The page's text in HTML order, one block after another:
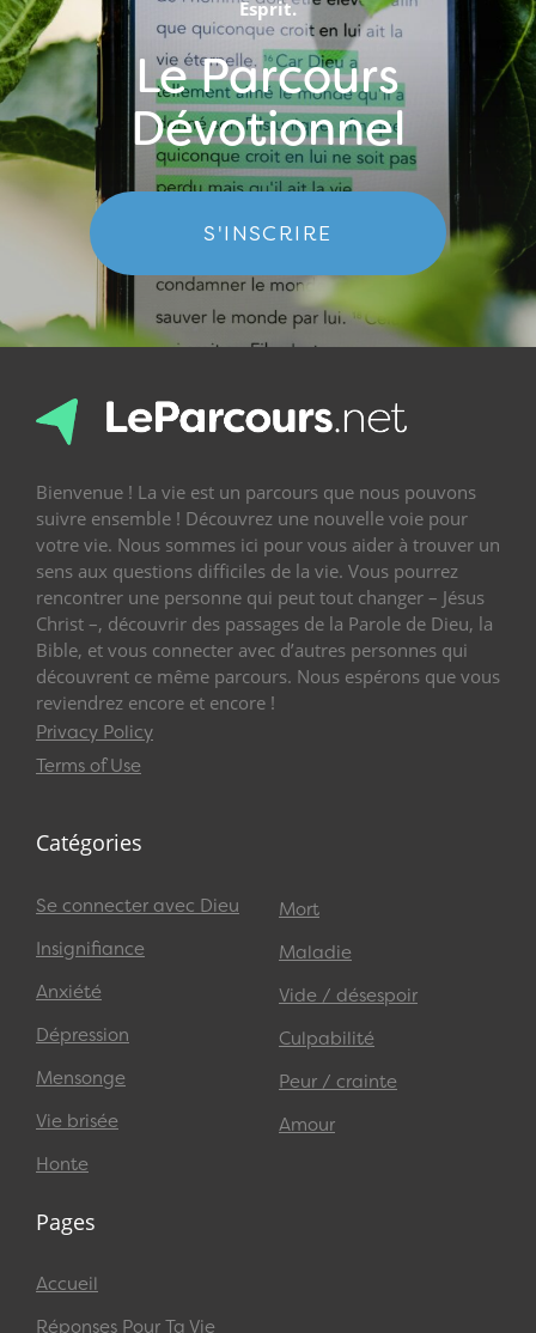
Esprit.
Le Parcours
Dévotionnel
S'INSCRIRE
Bienvenue ! La vie est un parcours que nous pouvons
suivre ensemble ! Découvrez une nouvelle voie pour
votre vie. Nous sommes ici pour vous aider à trouver un
sens aux questions difficiles de la vie. Vous pourrez
rencontrer une personne qui peut tout changer – Jésus
Christ –, découvrir des passages de la Parole de Dieu, la
Bible, et vous connecter avec d’autres personnes qui
découvrent ce même parcours. Nous espérons que vous
reviendrez encore et encore !
Privacy Policy
Terms of Use
Catégories
Se connecter avec Dieu
Insignifiance
Anxiété
Dépression
Mensonge
Vie brisée
Honte
Mort
Maladie
Vide / désespoir
Culpabilité
Peur / crainte
Amour
Pages
Accueil
Réponses Pour Ta Vie